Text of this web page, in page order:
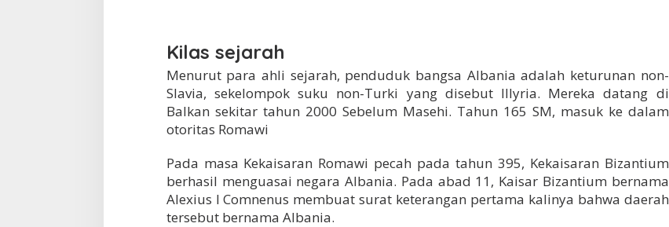
Kilas sejarah
Menurut para ahli sejarah, penduduk bangsa Albania adalah keturunan non-
Slavia, sekelompok suku non-Turki yang disebut Illyria. Mereka datang di
Balkan sekitar tahun 2000 Sebelum Masehi. Tahun 165 SM, masuk ke dalam
otoritas Romawi
Pada masa Kekaisaran Romawi pecah pada tahun 395, Kekaisaran Bizantium
berhasil menguasai negara Albania. Pada abad 11, Kaisar Bizantium bernama
Alexius I Comnenus membuat surat keterangan pertama kalinya bahwa daerah
tersebut bernama Albania.